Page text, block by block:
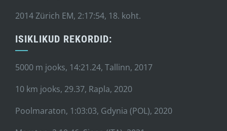
2014 Zürich EM, 2:17:54, 18. koht.
ISIKLIKUD REKORDID:
5000 m jooks, 14:21.24, Tallinn, 2017
10 km jooks, 29.37, Rapla, 2020
Poolmaraton, 1:03:03, Gdynia (POL), 2020